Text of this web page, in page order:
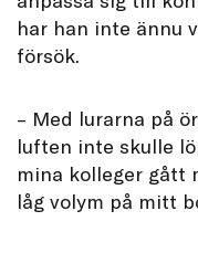
har han inte ännu
försök.
– Med lurarna på
luften inte skulle
mina kolleger gått
låg volym på mitt